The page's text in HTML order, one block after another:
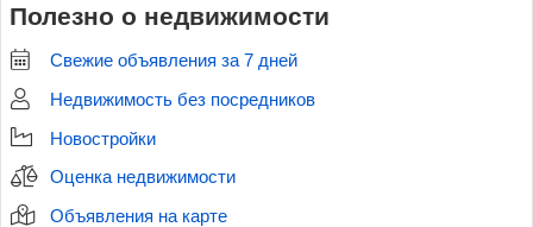
Полезно о недвижимости
Свежие объявления за 7 дней
Недвижимость без посредников
Новостройки
Оценка недвижимости
Объявления на карте